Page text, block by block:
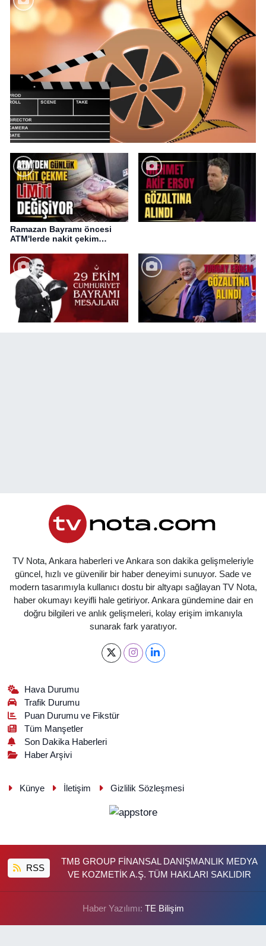
Ramazan Bayramı öncesi
ATM'lerde nakit çekim
TV Nota, Ankara haberleri ve Ankara son dakika gelişmeleriyle
güncel, hızlı ve güvenilir bir haber deneyimi sunuyor. Sade ve
modern tasarımıyla kullanıcı dostu bir altyapı sağlayan TV Nota,
haber okumayı keyifli hale getiriyor. Ankara gündemine dair en
doğru bilgileri ve anlık gelişmeleri, kolay erişim imkanıyla
sunarak fark yaratıyor.
Hava Durumu
Trafik Durumu
Puan Durumu ve Fikstür
Tüm Manşetler
Son Dakika Haberleri
Haber Arşivi
Künye İletişim Gizlilik Sözleşmesi
RSS
TMB GROUP FİNANSAL DANIŞMANLIK MEDYA
VE KOZMETİK A.Ş. TÜM HAKLARI SAKLIDIR
Haber Yazılımı: TE Bilişim